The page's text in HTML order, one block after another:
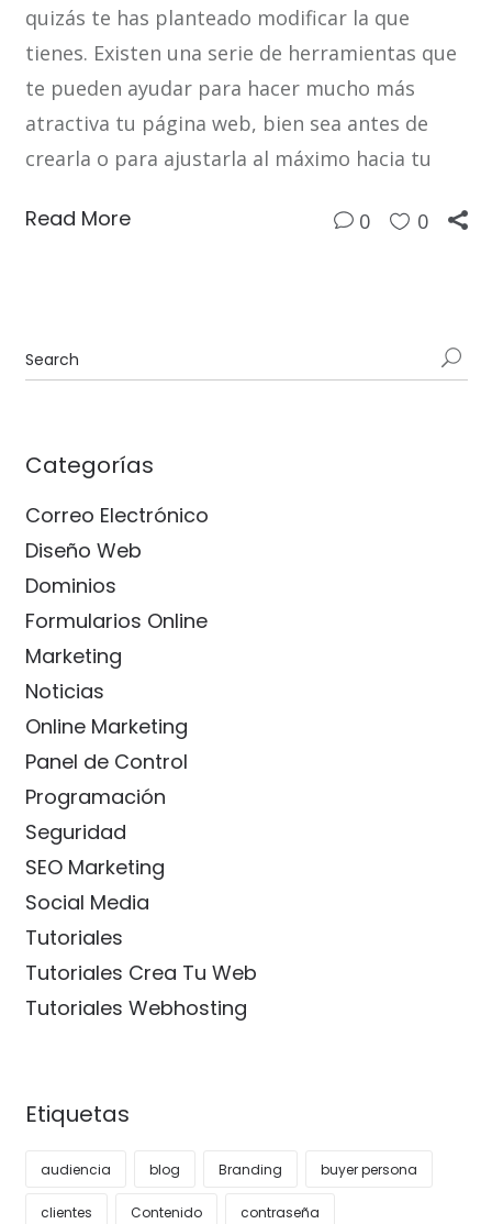
quizás te has planteado modificar la que
tienes. Existen una serie de herramientas que
te pueden ayudar para hacer mucho más
atractiva tu página web, bien sea antes de
crearla o para ajustarla al máximo hacia tu
Read More 0 0
Categorías
Correo Electrónico
Diseño Web
Dominios
Formularios Online
Marketing
Noticias
Online Marketing
Panel de Control
Programación
Seguridad
SEO Marketing
Social Media
Tutoriales
Tutoriales Crea Tu Web
Tutoriales Webhosting
Etiquetas
audiencia blog Branding buyer persona
clientes Contenido contraseña